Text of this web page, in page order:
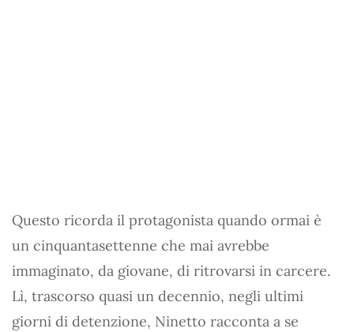
Questo ricorda il protagonista quando ormai è
un cinquantasettenne che mai avrebbe
immaginato, da giovane, di ritrovarsi in carcere.
Lì, trascorso quasi un decennio, negli ultimi
giorni di detenzione, Ninetto racconta a se